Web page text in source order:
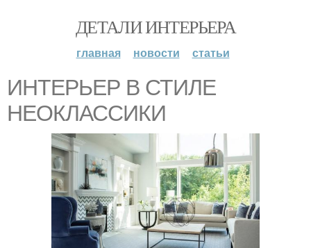
ДЕТАЛИ ИНТЕРЬЕРА
главная новости статьи
ИНТЕРЬЕР В СТИЛЕ
НЕОКЛАССИКИ